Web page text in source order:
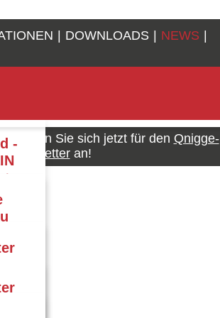
DOWNLOADS
NEWS
Melden Sie sich jetzt für den Qnigge-
Newsletteran!
-